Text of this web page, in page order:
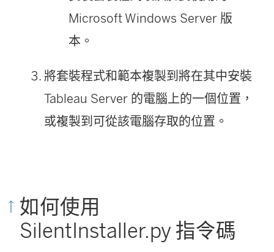
新
開
啟
Microsoft Windows Server 版
本。
將套裝程式和範本複製到將在其中安裝
Tableau Server 的電腦上的一個位置，
或複製到可從該電腦存取的位置。
如何使用
SilentInstaller.py 指令碼